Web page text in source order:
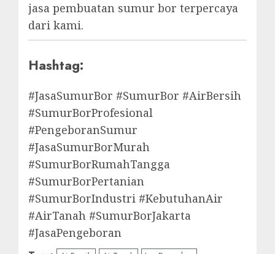
jasa pembuatan sumur bor terpercaya
dari kami.
Hashtag:
#JasaSumurBor #SumurBor #AirBersih
#SumurBorProfesional
#PengeboranSumur
#JasaSumurBorMurah
#SumurBorRumahTangga
#SumurBorPertanian
#SumurBorIndustri #KebutuhanAir
#AirTanah #SumurBorJakarta
#JasaPengeboran